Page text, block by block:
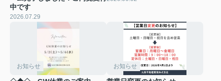
中です
2026.07.29
お知らせ お知らせ